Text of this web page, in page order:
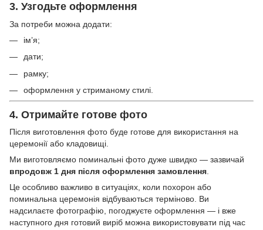
3. Узгодьте оформлення
За потреби можна додати:
ім’я;
дати;
рамку;
оформлення у стриманому стилі.
4. Отримайте готове фото
Після виготовлення фото буде готове для використання на
церемонії або кладовищі.
Ми виготовляємо поминальні фото дуже швидко — зазвичай
впродовж 1 дня після оформлення замовлення
Це особливо важливо в ситуаціях, коли похорон або
поминальна церемонія відбуваються терміново. Ви
надсилаєте фотографію, погоджуєте оформлення — і вже
наступного дня готовий виріб можна використовувати під час